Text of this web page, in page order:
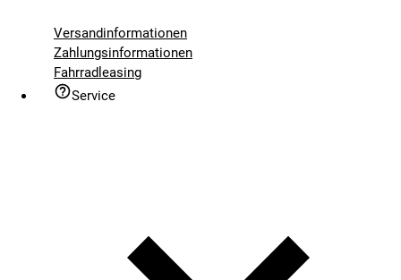
Versandinformationen
Zahlungsinformationen
Fahrradleasing
Service